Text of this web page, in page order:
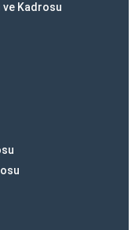
ve Kadrosu